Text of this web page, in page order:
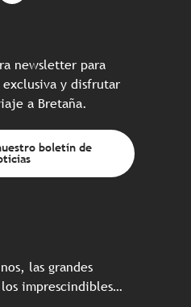
newsletter para
y disfrutar
a Bretaña.
boletín de
las grandes
imprescindibles…